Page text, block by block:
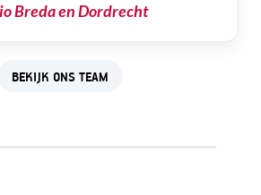
Breda en Dordrecht
BEKIJK ONS TEAM